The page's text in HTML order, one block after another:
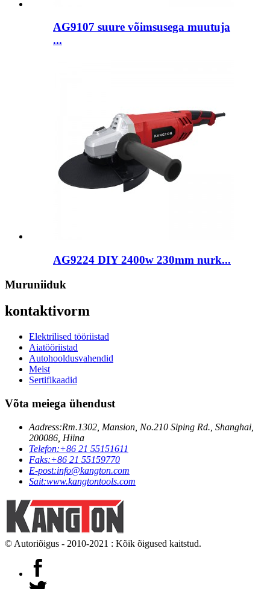
AG9107 suure võimsusega muutuja
...
AG9224 DIY 2400w 230mm nurk...
Muruniiduk
kontaktivorm
Elektrilised tööriistad
Aiatööriistad
Autohooldusvahendid
Meist
Sertifikaadid
Võta meiega ühendust
Aadress:Rm.1302, Mansion, No.210 Siping Rd., Shanghai,
200086, Hiina
Telefon:+86 21 55151611
Faks:+86 21 55159770
E-post:info@kangton.com
Sait:www.kangtontools.com
© Autoriõigus - 2010-2021 : Kõik õigused kaitstud.